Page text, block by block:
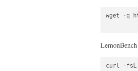
wget -q
LemonBench
curl -fsL